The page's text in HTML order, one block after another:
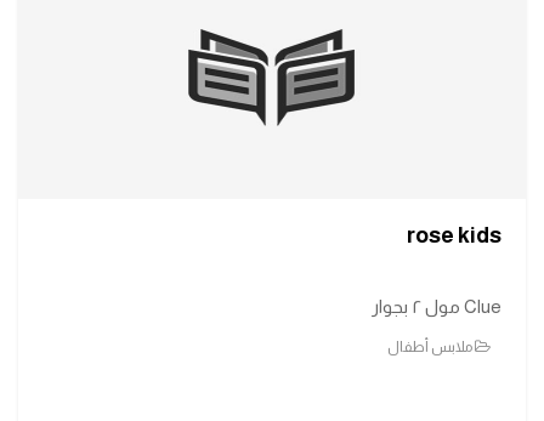
rose kids
Clue مول ٢ بجوار
ملابس أطفال